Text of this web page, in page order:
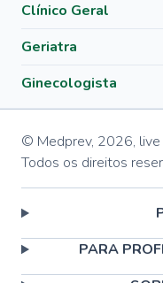
Clínico Geral
Geriatra
Ginecologista
© Medprev, 2026, live
Todos os direitos
PARA